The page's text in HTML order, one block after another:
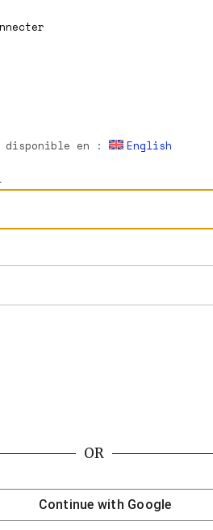
disponible en : English
OR
Continue with Google